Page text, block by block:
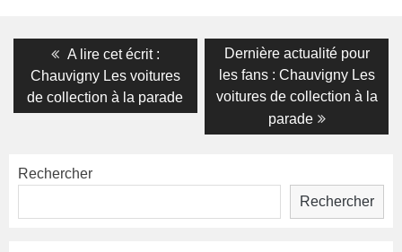
Navigation
de
l’article
Previous
post:
A lire cet écrit :
Chauvigny Les voitures
de collection à la parade
Next
post:
Dernière actualité pour
les fans : Chauvigny Les
voitures de collection à la
parade
Rechercher
Rechercher